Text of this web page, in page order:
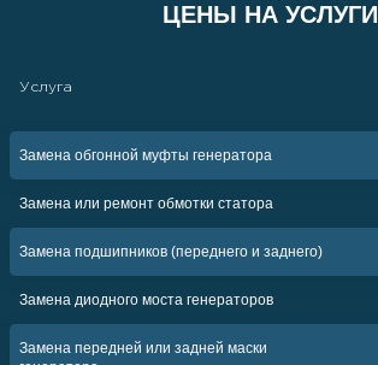
ЦЕНЫ НА УСЛУГИ
Услуга
Замена обгонной муфты генератора
Замена или ремонт обмотки статора
Замена подшипников (переднего и заднего)
Замена диодного моста генераторов
Замена передней или задней маски